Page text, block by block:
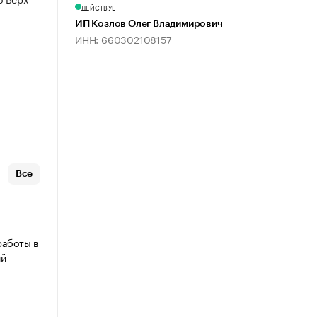
Все
в
ДЕЙСТВУЕТ
ИП Козлов Олег Владимирович
ИНН: 660302108157